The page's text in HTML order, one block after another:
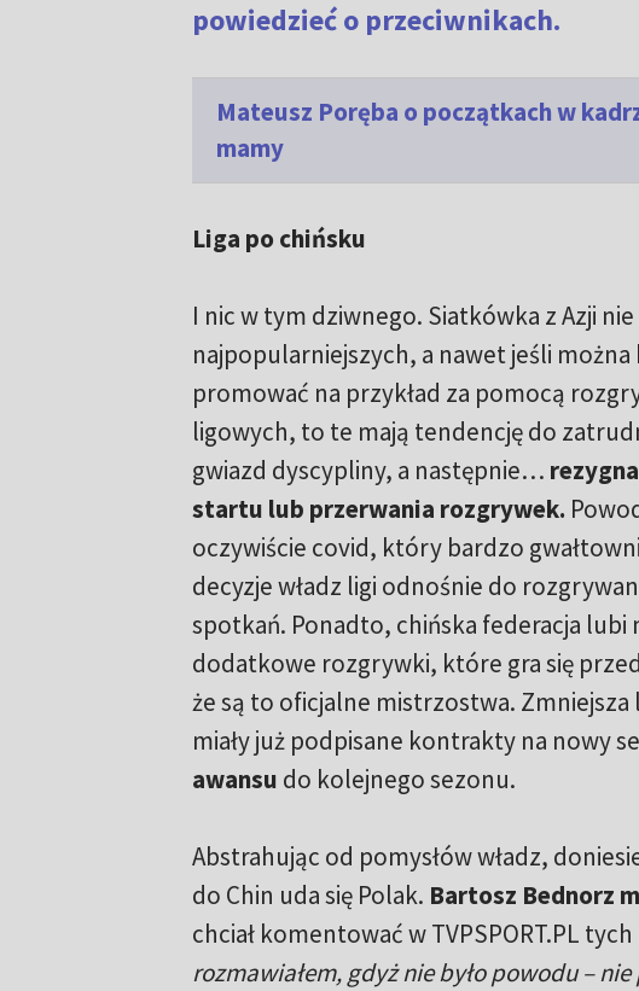
powiedzieć o przeciwnikach.
Mateusz Poręba o początkach w
mamy
Liga po chińsku
I nic w tym dziwnego. Siatkówka z Azji
najpopularniejszych, a nawet jeśli można
promować na przykład za pomocą
ligowych, to te mają tendencję do
gwiazd dyscypliny, a następnie…
startu lub przerwania rozgrywek.
oczywiście covid, który bardzo
decyzje władz ligi odnośnie do
spotkań. Ponadto, chińska federacja
dodatkowe rozgrywki, które gra się
że są to oficjalne mistrzostwa.
miały już podpisane kontrakty na nowy
awansu do kolejnego sezonu.
Abstrahując od pomysłów władz,
do Chin uda się Polak. Bartosz Bednorz
chciał komentować w TVPSPORT.PL
rozmawiałem, gdyż nie było powodu –